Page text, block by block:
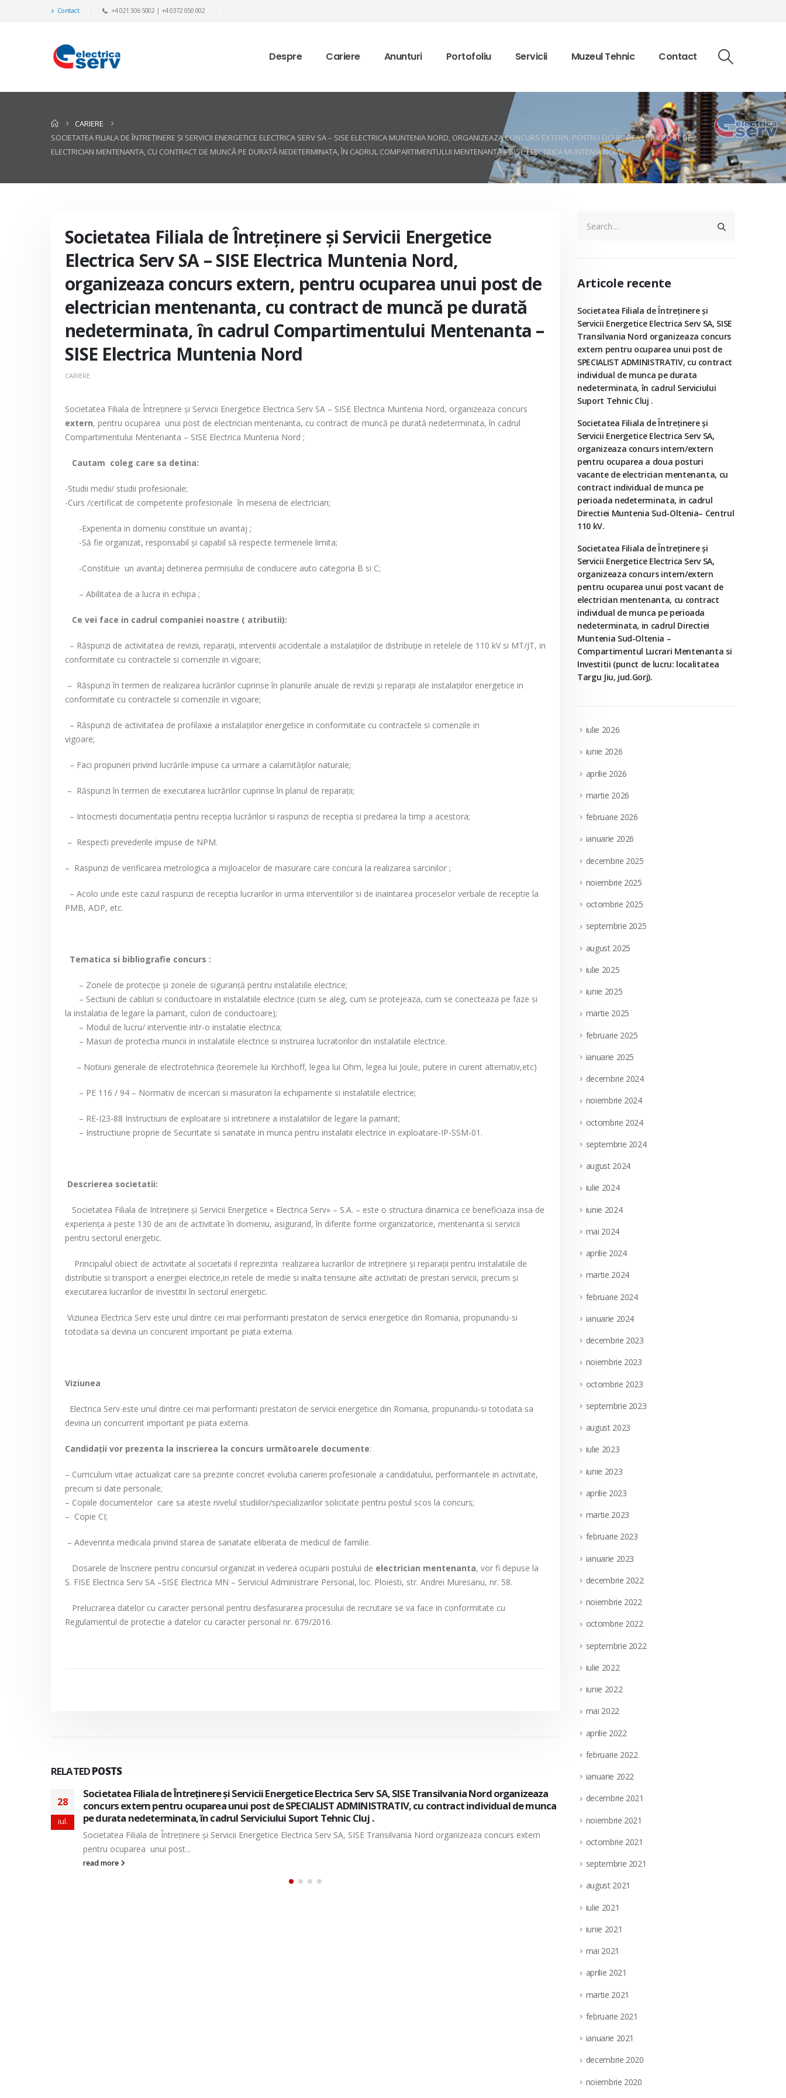
Contact +4 021 306 5002 | +4 0372 050 002
Despre Cariere Anunturi Portofoliu Servicii Muzeul Tehnic Contact
CARIERE
SOCIETATEA FILIALA DE ÎNTREŢINERE ŞI SERVICII ENERGETICE ELECTRICA SERV SA – SISE ELECTRICA MUNTENIA NORD, ORGANIZEAZA CONCURS EXTERN, PENTRU OCUPAREA UNUI POST DE
ELECTRICIAN MENTENANTA, CU CONTRACT DE MUNCĂ PE DURATĂ NEDETERMINATA, ÎN CADRUL COMPARTIMENTULUI MENTENANTA – SISE ELECTRICA MUNTENIA NORD
Societatea Filiala de Întreţinere şi Servicii Energetice
Electrica Serv SA – SISE Electrica Muntenia Nord,
organizeaza concurs extern, pentru ocuparea unui post de
electrician mentenanta, cu contract de muncă pe durată
nedeterminata, în cadrul Compartimentului Mentenanta –
SISE Electrica Muntenia Nord
CARIERE
Societatea Filiala de Întreţinere şi Servicii Energetice Electrica Serv SA – SISE Electrica Muntenia Nord, organizeaza concurs
extern, pentru ocuparea unui post de electrician mentenanta, cu contract de muncă pe durată nedeterminata, în cadrul
Compartimentului Mentenanta – SISE Electrica Muntenia Nord ;
Cautam coleg care sa detina:
-Studii medii/ studii profesionale;
-Curs /certificat de competente profesionale în meseria de electrician;
-Experienta in domeniu constituie un avantaj ;
-Să fie organizat, responsabil şi capabil să respecte termenele limita;
-Constituie un avantaj detinerea permisului de conducere auto categoria B si C;
– Abilitatea de a lucra in echipa ;
Ce vei face in cadrul companiei noastre ( atributii):
– Răspunzi de activitatea de revizii, reparaţii, interventii accidentale a instalaţiilor de distribuţie in retelele de 110 kV si MT/JT, in
conformitate cu contractele si comenzile in vigoare;
– Răspunzi în termen de realizarea lucrărilor cuprinse în planurile anuale de revizii şi reparaţii ale instalaţiilor energetice in
conformitate cu contractele si comenzile in vigoare;
– Răspunzi de activitatea de profilaxie a instalaţiilor energetice in conformitate cu contractele si comenzile in
vigoare;
– Faci propuneri privind lucrările impuse ca urmare a calamităţilor naturale;
– Răspunzi în termen de executarea lucrărilor cuprinse în planul de reparaţii;
– Intocmesti documentaţia pentru recepţia lucrărilor si raspunzi de receptia si predarea la timp a acestora;
– Respecti prevederile impuse de NPM.
– Raspunzi de verificarea metrologica a mijloacelor de masurare care concura la realizarea sarcinilor ;
– Acolo unde este cazul raspunzi de receptia lucrarilor in urma interventiilor si de inaintarea proceselor verbale de receptie la
PMB, ADP, etc.
Tematica si bibliografie concurs :
– Zonele de protecţie şi zonele de siguranţă pentru instalatiile electrice;
– Sectiuni de cabluri si conductoare in instalatiile electrice (cum se aleg, cum se protejeaza, cum se conecteaza pe faze si
la instalatia de legare la pamant, culori de conductoare);
– Modul de lucru/ interventie intr-o instalatie electrica;
– Masuri de protectia muncii in instalatiile electrice si instruirea lucratorilor din instalatiile electrice.
– Notiuni generale de electrotehnica (teoremele lui Kirchhoff, legea lui Ohm, legea lui Joule, putere in curent alternativ,etc)
– PE 116 / 94 – Normativ de incercari si masuratori la echipamente si instalatiile electrice;
– RE-I23-88 Instructiuni de exploatare si intretinere a instalatiilor de legare la pamant;
– Instructiune proprie de Securitate si sanatate in munca pentru instalatii electrice in exploatare-IP-SSM-01.
Descrierea societatii:
Societatea Filiala de Intreţinere şi Servicii Energetice « Electrica Serv» – S.A. – este o structura dinamica ce beneficiaza insa de
experienţa a peste 130 de ani de activitate în domeniu, asigurand, în diferite forme organizatorice, mentenanta si servicii
pentru sectorul energetic.
Principalul obiect de activitate al societatii il reprezinta realizarea lucrarilor de intreținere și reparații pentru instalatiile de
distributie si transport a energiei electrice,in retele de medie si inalta tensiune alte activitati de prestari servicii, precum și
executarea lucrarilor de investitii în sectorul energetic.
Viziunea Electrica Serv este unul dintre cei mai performanti prestatori de servicii energetice din Romania, propunandu-si
totodata sa devina un concurent important pe piata externa.
Viziunea
Electrica Serv este unul dintre cei mai performanti prestatori de servicii energetice din Romania, propunandu-si totodata sa
devina un concurrent important pe piata externa.
Candidaţii vor prezenta la inscrierea la concurs următoarele documente:
– Curriculum vitae actualizat care sa prezinte concret evolutia carierei profesionale a candidatului, performantele in activitate,
precum si date personale;
– Copiile documentelor care sa ateste nivelul studiilor/specializarilor solicitate pentru postul scos la concurs;
– Copie CI;
– Adeverinta medicala privind starea de sanatate eliberata de medicul de familie.
Dosarele de înscriere pentru concursul organizat in vederea ocuparii postului de electrician mentenanta, vor fi depuse la
S. FISE Electrica Serv SA –SISE Electrica MN – Serviciul Administrare Personal, loc. Ploiesti, str. Andrei Muresanu, nr. 58.
Prelucrarea datelor cu caracter personal pentru desfasurarea procesului de recrutare se va face in conformitate cu
Regulamentul de protectie a datelor cu caracter personal nr. 679/2016.
RELATEDPOSTS
28
iul.
Societatea Filiala de Întreţinere şi Servicii Energetice Electrica Serv SA, organizeaza concurs intern/extern
pentru ocuparea a doua posturi vacante de electrician mentenanta, cu contract individual de munca pe
perioada nedeterminata, in cadrul Directiei Muntenia Sud-Oltenia– Centrul 110 kV.
Societatea Filiala de Întreţinere şi Servicii Energetice Electrica Serv SA, organizeaza concurs intern/extern pentru ocuparea a
doua posturi vacante de...
read more
28
iul.
Societatea Filiala de Întreţinere şi
pentru ocuparea unui post vacant de
nedeterminata, in cadrul Directiei
Societatea Filiala de Întreţinere şi Servicii
unui post vacant de electrician...
Articole recente
Societatea Filiala de Întreţinere şi
Servicii Energetice Electrica Serv SA, SISE
Transilvania Nord organizeaza concurs
extern pentru ocuparea unui post de
SPECIALIST ADMINISTRATIV, cu contract
individual de munca pe durata
nedeterminata, în cadrul Serviciului
Suport Tehnic Cluj .
Societatea Filiala de Întreţinere şi
Servicii Energetice Electrica Serv SA,
organizeaza concurs intern/extern
pentru ocuparea a doua posturi
vacante de electrician mentenanta, cu
contract individual de munca pe
perioada nedeterminata, in cadrul
Directiei Muntenia Sud-Oltenia– Centrul
110 kV.
Societatea Filiala de Întreţinere şi
Servicii Energetice Electrica Serv SA,
organizeaza concurs intern/extern
pentru ocuparea unui post vacant de
electrician mentenanta, cu contract
individual de munca pe perioada
nedeterminata, in cadrul Directiei
Muntenia Sud-Oltenia –
Compartimentul Lucrari Mentenanta si
Investitii (punct de lucru: localitatea
Targu Jiu, jud.Gorj).
iulie 2026
iunie 2026
aprilie 2026
martie 2026
februarie 2026
ianuarie 2026
decembrie 2025
noiembrie 2025
octombrie 2025
septembrie 2025
august 2025
iulie 2025
iunie 2025
martie 2025
februarie 2025
ianuarie 2025
decembrie 2024
noiembrie 2024
octombrie 2024
septembrie 2024
august 2024
iulie 2024
iunie 2024
mai 2024
aprilie 2024
martie 2024
februarie 2024
ianuarie 2024
decembrie 2023
noiembrie 2023
octombrie 2023
septembrie 2023
august 2023
iulie 2023
iunie 2023
aprilie 2023
martie 2023
februarie 2023
ianuarie 2023
decembrie 2022
noiembrie 2022
octombrie 2022
septembrie 2022
iulie 2022
iunie 2022
mai 2022
aprilie 2022
februarie 2022
ianuarie 2022
decembrie 2021
noiembrie 2021
octombrie 2021
septembrie 2021
august 2021
iulie 2021
iunie 2021
mai 2021
aprilie 2021
martie 2021
februarie 2021
ianuarie 2021
decembrie 2020
noiembrie 2020